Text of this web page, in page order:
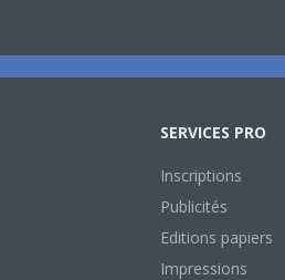
SERVICES PRO
Inscriptions
Publicités
Editions papiers
Impressions